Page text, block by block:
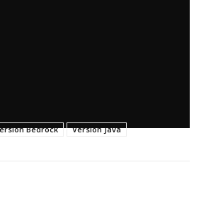
Bedrock Version Java